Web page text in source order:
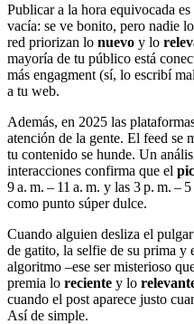
Publicar a la hora equivocada
vacía: se ve bonito, pero nadie
red priorizan lo nuevo y lo
mayoría de tu público está
más engagment (sí, lo escribí
a tu web.
Además, en 2025 las
atención de la gente. El feed se
tu contenido se hunde. Un
interacciones confirma que el
9 a. m. – 11 a. m. y las 3 p. m. –
como punto súper dulce.
Cuando alguien desliza el
de gatito, la selfie de su prima
algoritmo –ese ser misterioso
premia lo reciente y lo
cuando el post aparece justo
Así de simple.